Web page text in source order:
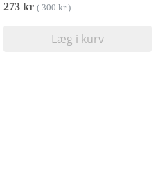
273 kr ( 300 kr)
Læg i kurv